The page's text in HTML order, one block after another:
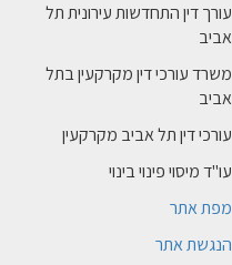
עורך דין התחדשות עירונית תל
אביב
משרד עורכי דין מקרקעין בתל
אביב
עורכי דין תל אביב מקרקעין
עו"ד מיסוי פינוי בינוי
מפת אתר
הנגשת אתר